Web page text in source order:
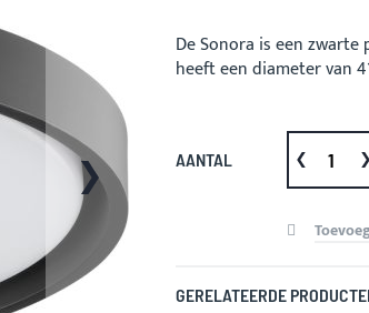
De Sonora is een
heeft een diameter van
AANTAL
GERELATEERDE